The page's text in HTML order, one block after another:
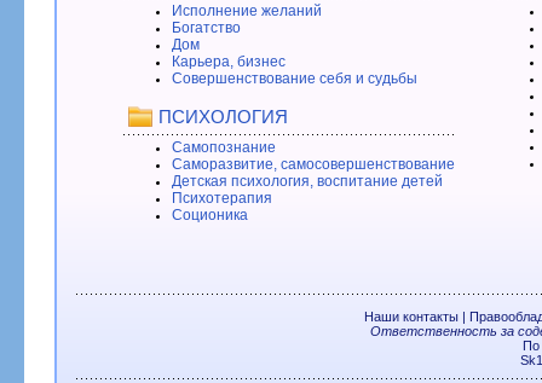
Исполнение желаний
Богатство
Дом
Карьера, бизнес
Совершенствование себя и судьбы
ПСИХОЛОГИЯ
Самопознание
Саморазвитие, самосовершенствование
Детская психология, воспитание детей
Психотерапия
Соционика
Наши контакты|
Ответственность за
По